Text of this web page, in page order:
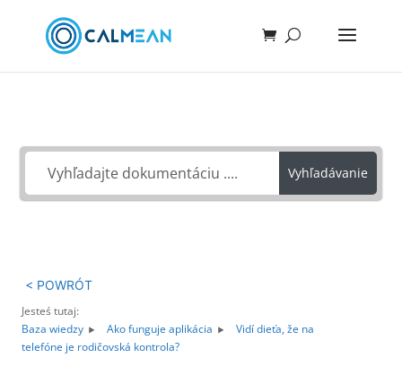
Vyhľadávanie
< POWRÓT
Jesteś tutaj:
Baza wiedzy
Ako funguje aplikácia
Vidí dieťa, že na
telefóne je rodičovská kontrola?